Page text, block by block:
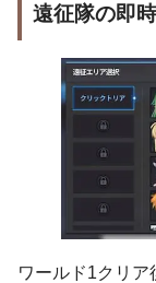
遠征隊の即
ワールド1クリ